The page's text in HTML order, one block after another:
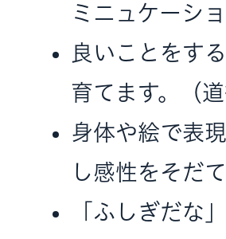
ミニュケーショ
良いことをす
育てます。（
身体や絵で表
し感性をそだて
「ふしぎだな